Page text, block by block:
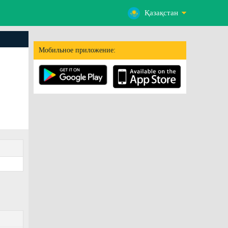
Қазақстан
Мобильное приложение: